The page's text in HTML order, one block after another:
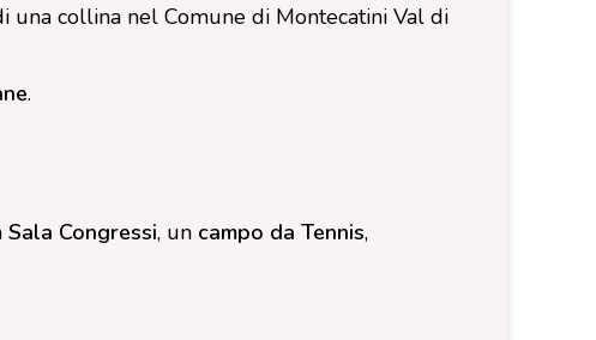
una collina nel Comune di Montecatini Val di
.
Sala Congressi, un campo da Tennis,